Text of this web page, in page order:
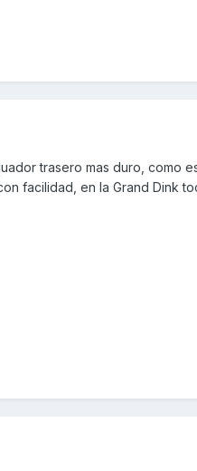
trasero mas duro, como
facilidad, en la Grand Dink